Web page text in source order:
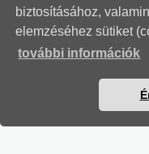
biztosításához,
elemzéséhez sütiket
további információk